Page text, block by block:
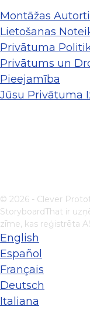
Montāžas
Lietošanas
Privātuma
Privātums un
Pieejamība
Jūsu Privātuma
© 2026 - Clever
StoryboardThat ir
zīme, kas reģistrēta
English
Español
Français
Deutsch
Italiana